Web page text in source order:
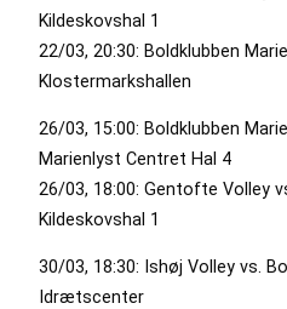
Kildeskovshal 1
22/03, 20:30: Boldklubben
Klostermarkshallen
26/03, 15:00: Boldklubben
Marienlyst Centret Hal 4
26/03, 18:00: Gentofte Volley
Kildeskovshal 1
30/03, 18:30: Ishøj Volley vs.
Idrætscenter